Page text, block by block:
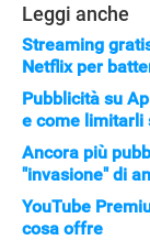
Leggi anche
Streaming
Netflix per
Pubblicità su
e come limitarli
Ancora più
"invasione" di
YouTube
cosa offre